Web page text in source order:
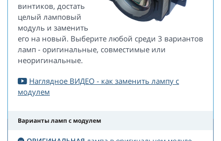
винтиков, достать
целый ламповый
модуль и заменить
его на новый. Выберите любой среди 3 вариантов
ламп - оригинальные, совместимые или
неоригинальные.
Наглядное ВИДЕО - как заменить лампу с
модулем
Варианты ламп с модулем